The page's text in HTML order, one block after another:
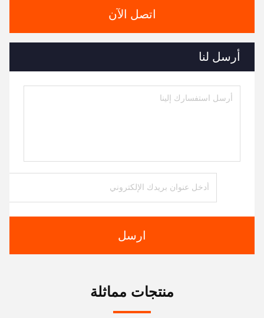
اتصل الآن
أرسل لنا
ارسل
منتجات مماثلة